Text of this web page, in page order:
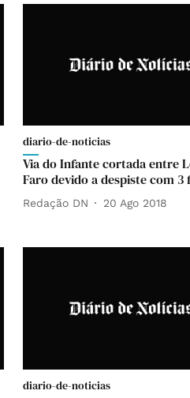
diario-de-noticias
Via do Infante cortada entre
Faro devido a despiste com 3
Redação DN 20 Ago 2018
diario-de-noticias